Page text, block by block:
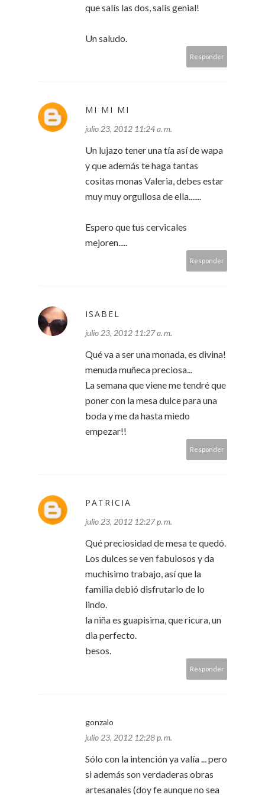
que salís las dos, salís genial!
Un saludo.
Responder
MI MI MI
julio 23, 2012 11:24 a. m.
Un lujazo tener una tía así de wapa
y que además te haga tantas
cositas monas Valeria, debes estar
muy muy orgullosa de ella.......
Espero que tus cervicales
mejoren.....
Responder
ISABEL
julio 23, 2012 11:27 a. m.
Qué va a ser una monada, es divina!
menuda muñeca preciosa...
La semana que viene me tendré que
poner con la mesa dulce para una
boda y me da hasta miedo
empezar!!
Responder
PATRICIA
julio 23, 2012 12:27 p. m.
Qué preciosidad de mesa te quedó.
Los dulces se ven fabulosos y da
muchisimo trabajo, así que la
familia debió disfrutarlo de lo
lindo.
la niña es guapisima, que ricura, un
dia perfecto.
besos.
Responder
gonzalo
julio 23, 2012 12:28 p. m.
Sólo con la intención ya valía ... pero
si además son verdaderas obras
artesanales (doy fe aunque no sea